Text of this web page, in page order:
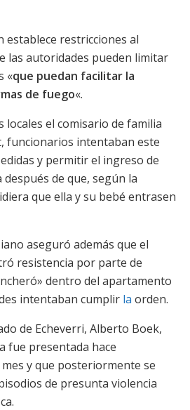
establece restricciones al
las autoridades pueden limitar
«que puedan facilitar la
de fuego«.
locales el comisario de familia
funcionarios intentaban este
y permitir el ingreso de
después de que, según la
que ella y su bebé entrasen
aseguró además que el
resistencia por parte de
dentro del apartamento
intentaban cumplir la orden.
de Echeverri, Alberto Boek,
fue presentada hace
y que posteriormente se
de presunta violencia